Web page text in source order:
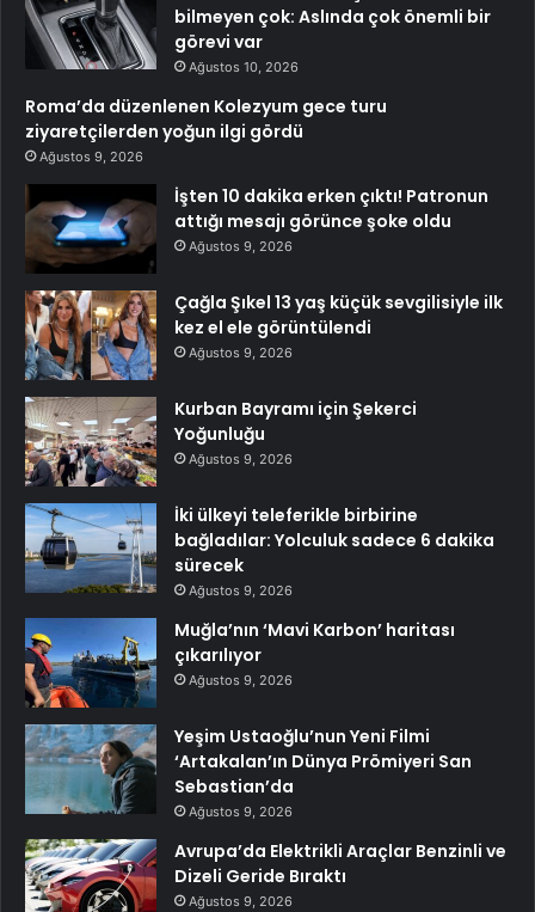
bilmeyen çok: Aslında çok önemli bir
görevi var
Ağustos 10, 2026
Roma’da düzenlenen Kolezyum gece turu
ziyaretçilerden yoğun ilgi gördü
Ağustos 9, 2026
İşten 10 dakika erken çıktı! Patronun
attığı mesajı görünce şoke oldu
Ağustos 9, 2026
Çağla Şıkel 13 yaş küçük sevgilisiyle ilk
kez el ele görüntülendi
Ağustos 9, 2026
Kurban Bayramı için Şekerci
Yoğunluğu
Ağustos 9, 2026
İki ülkeyi teleferikle birbirine
bağladılar: Yolculuk sadece 6 dakika
sürecek
Ağustos 9, 2026
Muğla’nın ‘Mavi Karbon’ haritası
çıkarılıyor
Ağustos 9, 2026
Yeşim Ustaoğlu’nun Yeni Filmi
‘Artakalan’ın Dünya Prömiyeri San
Sebastian’da
Ağustos 9, 2026
Avrupa’da Elektrikli Araçlar Benzinli ve
Dizeli Geride Bıraktı
Ağustos 9, 2026